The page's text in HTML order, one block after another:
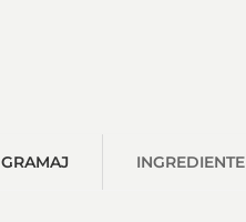
GRAMAJ INGREDIENTE